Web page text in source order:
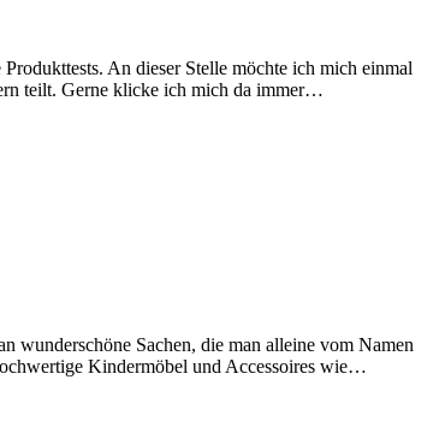
An dieser Stelle möchte ich mich einmal
teilt. Gerne klicke ich mich da immer…
Sachen, die man alleine vom Namen
Kindermöbel und Accessoires wie…